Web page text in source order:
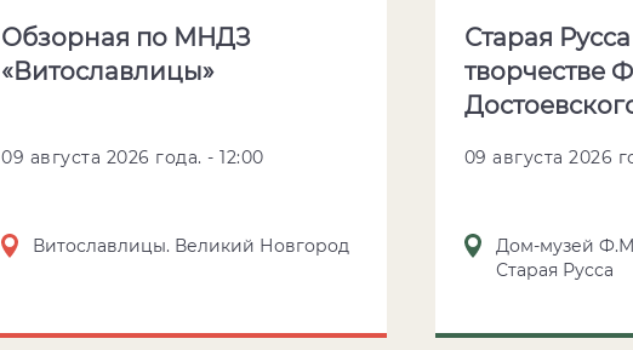
Обзорная по МНДЗ
«Витославлицы»
09 августа 2026 года. - 12:00
Витославлицы. Великий Новгород
Старая
творчестве
Дом-музей
Старая Русса